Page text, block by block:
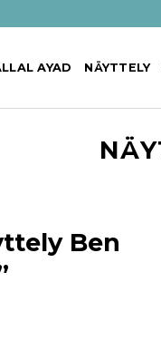
AYAD NÄYTTELY
Ben